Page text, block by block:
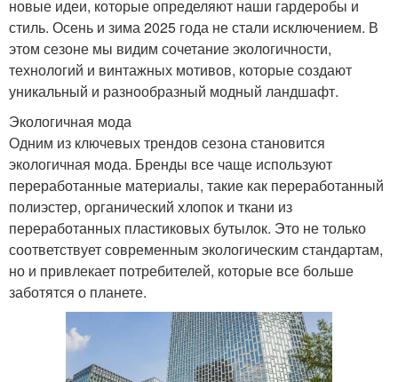
новые идеи, которые определяют наши гардеробы и
стиль. Осень и зима 2025 года не стали исключением. В
этом сезоне мы видим сочетание экологичности,
технологий и винтажных мотивов, которые создают
уникальный и разнообразный модный ландшафт.
Экологичная мода
Одним из ключевых трендов сезона становится
экологичная мода. Бренды все чаще используют
переработанные материалы, такие как переработанный
полиэстер, органический хлопок и ткани из
переработанных пластиковых бутылок. Это не только
соответствует современным экологическим стандартам,
но и привлекает потребителей, которые все больше
заботятся о планете.